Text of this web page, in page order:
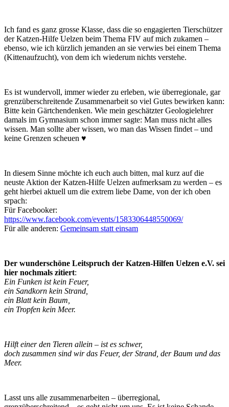
Ich fand es ganz grosse Klasse, dass die so engagierten Tierschützer
der Katzen-Hilfe Uelzen beim Thema FIV auf mich zukamen –
ebenso, wie ich kürzlich jemanden an sie verwies bei einem Thema
(Kittenaufzucht), von dem ich wiederum nichts verstehe.
Es ist wundervoll, immer wieder zu erleben, wie überregionale, gar
grenzüberschreitende Zusammenarbeit so viel Gutes bewirken kann:
Bitte kein Gärtchendenken. Wie mein geschätzter Geologielehrer
damals im Gymnasium schon immer sagte: Man muss nicht alles
wissen. Man sollte aber wissen, wo man das Wissen findet – und
keine Grenzen scheuen ♥
In diesem Sinne möchte ich euch auch bitten, mal kurz auf die
neuste Aktion der Katzen-Hilfe Uelzen aufmerksam zu werden – es
geht hierbei aktuell um die extrem liebe Dame, von der ich oben
srpach:
Für Facebooker:
https://www.facebook.com/events/1583306448550069/
Für alle anderen: Gemeinsam statt einsam
Der wunderschöne Leitspruch der Katzen-Hilfen Uelzen e.V. sei
hier nochmals zitiert:
Ein Funken ist kein Feuer,
ein Sandkorn kein Strand,
ein Blatt kein Baum,
ein Tropfen kein Meer.
Hilft einer den Tieren allein – ist es schwer,
doch zusammen sind wir das Feuer, der Strand, der Baum und das
Meer.
Lasst uns alle zusammenarbeiten – überregional,